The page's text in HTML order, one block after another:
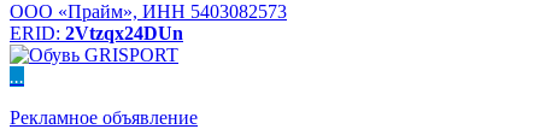
ООО «Прайм», ИНН 5403082573
ERID: 2Vtzqx24DUn
...
Рекламное объявление